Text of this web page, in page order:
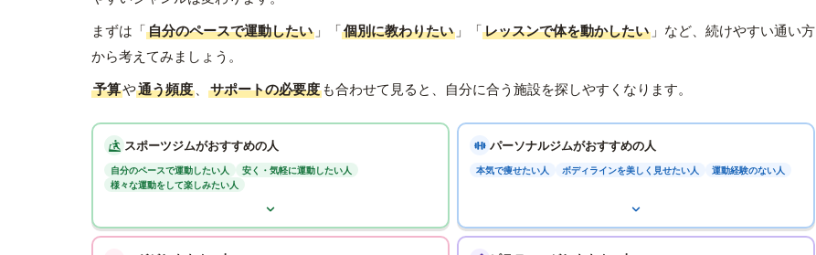
まずは「自分のペースで運動したい 」「個別に教わりたい 」「レッスンで体を動かしたい 」など、続けやすい通い方
から考えてみましょう。
予算や通う頻度 、 サポートの必要度 も合わせて見ると、自分に合う施設を探しやすくなります。
スポーツジムがおすすめの人
自分のペースで運動したい人
安く・気軽に運動したい人
様々な運動をして楽しみたい人
パーソナルジムがおすすめの人
本気で痩せたい人 ボディラインを美しく見せたい人 運動経験のない人